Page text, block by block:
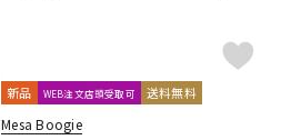
新品 WEB注文店頭受取可 送料無料
Mesa Boogie